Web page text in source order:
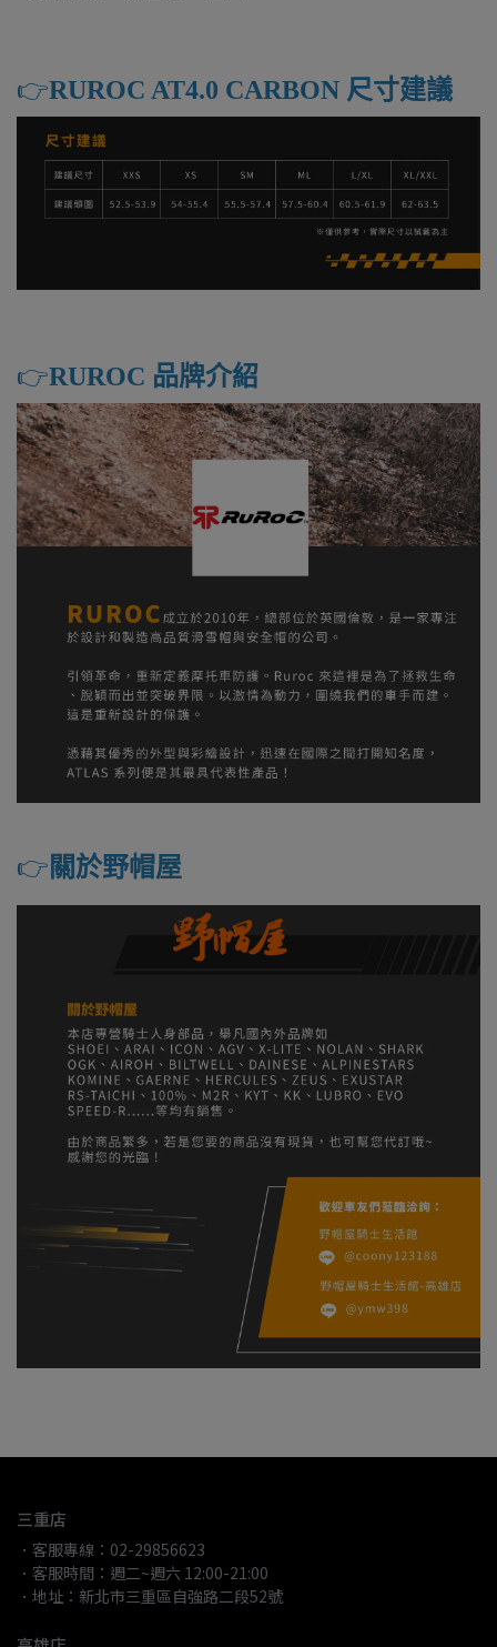
👉️RUROC AT4.0 CARBON 尺寸建議
👉️RUROC 品牌介紹
👉️ 關於野帽屋
三重店
．客服專線：02-29856623
．客服時間：週二~週六 12:00-21:00
．地址：新北市三重區自強路二段52號